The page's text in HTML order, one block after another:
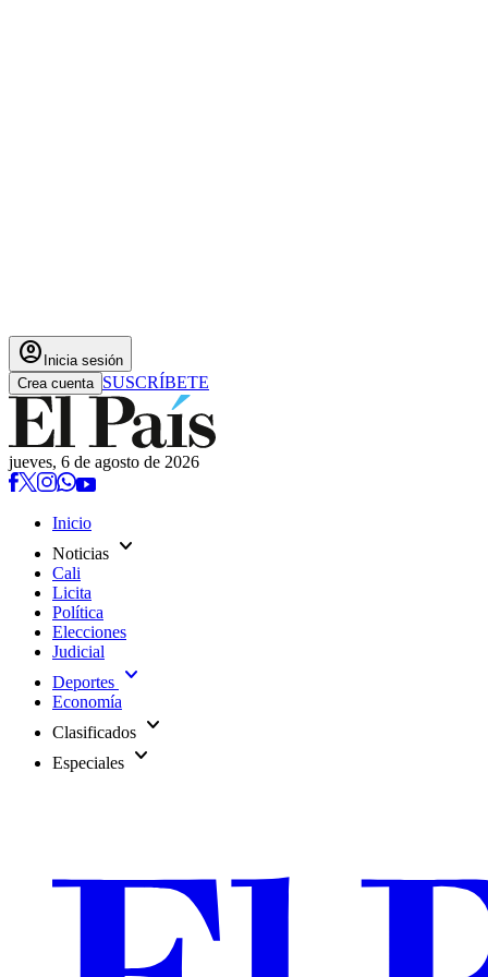
account_circle Inicia sesión
Crea cuenta SUSCRÍBETE
jueves, 6 de agosto de 2026
Inicio
Noticias expand_more
Cali
Licita
Política
Elecciones
Judicial
Deportes expand_more
Economía
Clasificados expand_more
Especiales expand_more